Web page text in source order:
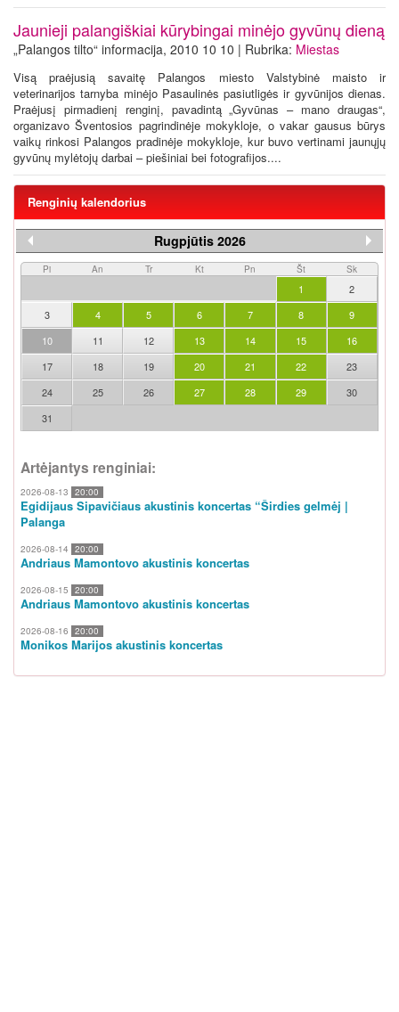
Jaunieji palangiškiai kūrybingai minėjo gyvūnų dieną
„Palangos tilto“ informacija, 2010 10 10 | Rubrika: Miestas
Visą praėjusią savaitę Palangos miesto Valstybinė maisto ir
veterinarijos tarnyba minėjo Pasaulinės pasiutligės ir gyvūnijos dienas.
Praėjusį pirmadienį renginį, pavadintą „Gyvūnas – mano draugas“,
organizavo Šventosios pagrindinėje mokykloje, o vakar gausus būrys
vaikų rinkosi Palangos pradinėje mokykloje, kur buvo vertinami jaunųjų
gyvūnų mylėtojų darbai – piešiniai bei fotografijos....
Renginių kalendorius
Rugpjūtis 2026
Pi An Tr Kt Pn Št Sk
1
2
3
4 5 6 7 8
9
10
11 12 13 14 15
16
17
18 19 20 21 22
23
24
25 26 27 28 29
30
31
Artėjantys renginiai:
2026-08-13 20:00
Egidijaus Sipavičiaus akustinis koncertas “Širdies gelmėj |
Palanga
2026-08-14 20:00
Andriaus Mamontovo akustinis koncertas
2026-08-15 20:00
Andriaus Mamontovo akustinis koncertas
2026-08-16 20:00
Monikos Marijos akustinis koncertas